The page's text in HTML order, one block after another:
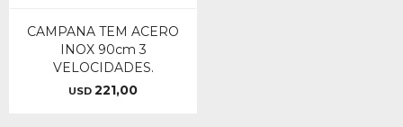
CAMPANA TEM ACERO
INOX 90cm 3
VELOCIDADES.
USD 221,00